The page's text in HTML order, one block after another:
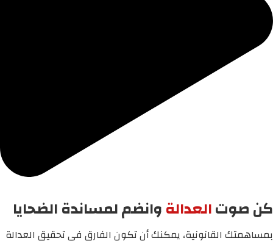
كن صوتالعدالةوانضم لمساندة الضحايا
بمساهمتك القانونية، يمكنك أن تكون الفارق في تحقيق العدالة